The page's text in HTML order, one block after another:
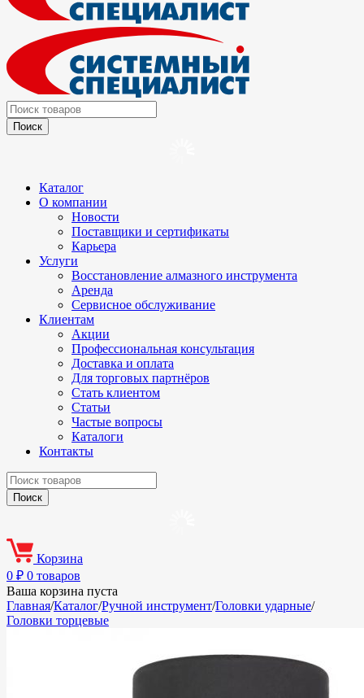
Каталог
О компании
Новости
Поставщики и сертификаты
Карьера
Услуги
Восстановление алмазного инструмента
Аренда
Сервисное обслуживание
Клиентам
Акции
Профессиональная консультация
Доставка и оплата
Для торговых партнёров
Стать клиентом
Статьи
Частые вопросы
Каталоги
Контакты
Корзина
0 ₽ 0 товаров
Ваша корзина пуста
Главная/Каталог/Ручной инструмент/Головки ударные/
Головки торцевые